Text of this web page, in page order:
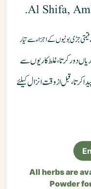
Al Shifa,
قیمتی جڑی بوٹیوں کے اجزاء سے تیار
دور کرتا، غلط کا ریوں سے
کرتا، قبل از وقت انزال کیلئے
All herbs are
Powder